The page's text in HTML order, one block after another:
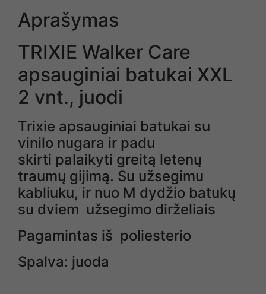
Aprašymas
TRIXIE Walker Care
apsauginiai batukai XXL
2 vnt., juodi
Trixie apsauginiai batukai su
vinilo nugara ir padu
skirti palaikyti greitą letenų
traumų gijimą. Su užsegimu
kabliuku, ir nuo M dydžio batukų
su dviem užsegimo dirželiais
Pagamintas iš poliesterio
Spalva: juoda